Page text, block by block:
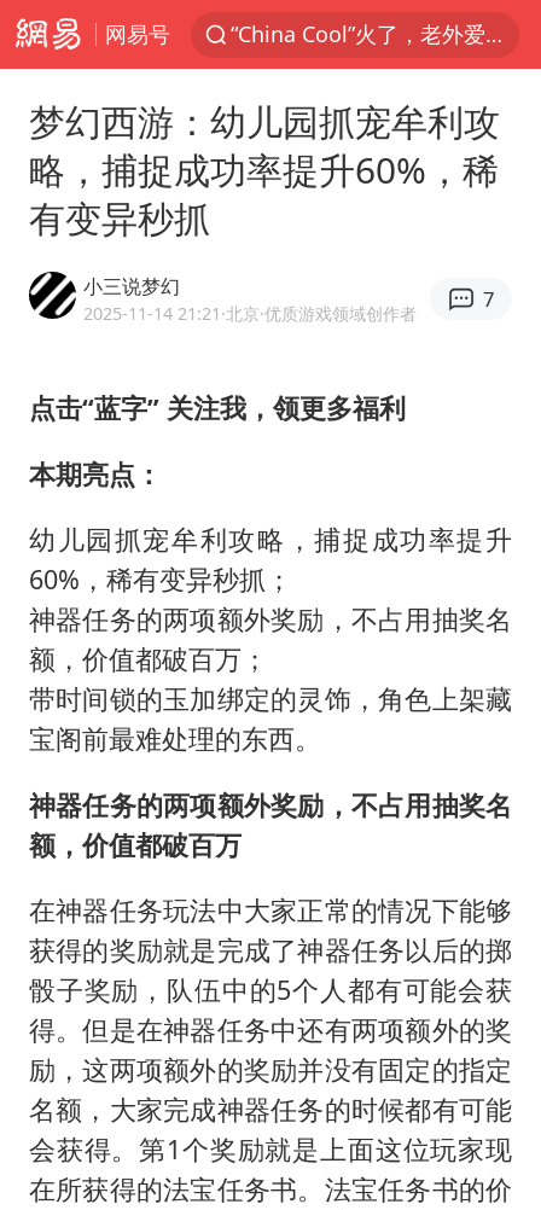
网易号
名创优品一次性内裤 颜面尽失
伊斯兰版北约来了吗
云南一地村民过火把节意外灼伤16人
周末打虎 宋致远被查
陕西柞水泥石流已致2死 仍有1人失联
泰国初中生饮弹自尽前开了26枪
22岁女生独闯南太行失联12天
万岁山接盘烂尾恒大文旅城
梦幻西游：幼儿园抓宠牟利攻
略，捕捉成功率提升60%，稀
有变异秒抓
小三说梦幻
2025-11-14 21:21 ·北京·优质游戏领域创作者
7
点击“蓝字” 关注我，领更多福利
本期亮点：
幼儿园抓宠牟利攻略，捕捉成功率提升
60%，稀有变异秒抓；
神器任务的两项额外奖励，不占用抽奖名
额，价值都破百万；
带时间锁的玉加绑定的灵饰，角色上架藏
宝阁前最难处理的东西。
神器任务的两项额外奖励，不占用抽奖名
额，价值都破百万
在神器任务玩法中大家正常的情况下能够
获得的奖励就是完成了神器任务以后的掷
骰子奖励，队伍中的5个人都有可能会获
得。但是在神器任务中还有两项额外的奖
励，这两项额外的奖励并没有固定的指定
名额，大家完成神器任务的时候都有可能
会获得。第1个奖励就是上面这位玩家现
在所获得的法宝任务书。法宝任务书的价